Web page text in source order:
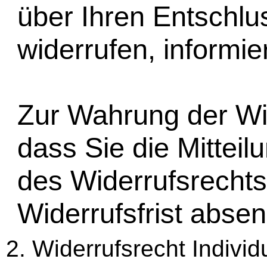
über Ihren
widerrufen,
Zur Wahrung der
dass Sie die
des
Widerrufsfrist
2. Widerrufsrecht